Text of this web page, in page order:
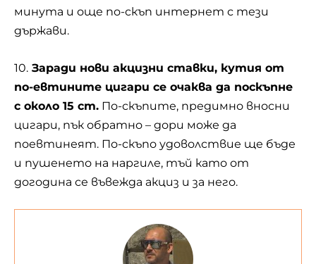
минута и още по-скъп интернет с тези
държави.
10. Заради нови акцизни ставки, кутия от
по-евтините цигари се очаква да поскъпне
с около 15 ст. По-скъпите, предимно вносни
цигари, пък обратно – дори може да
поевтинеят. По-скъпо удоволствие ще бъде
и пушенето на наргиле, тъй като от
догодина се въвежда акциз и за него.